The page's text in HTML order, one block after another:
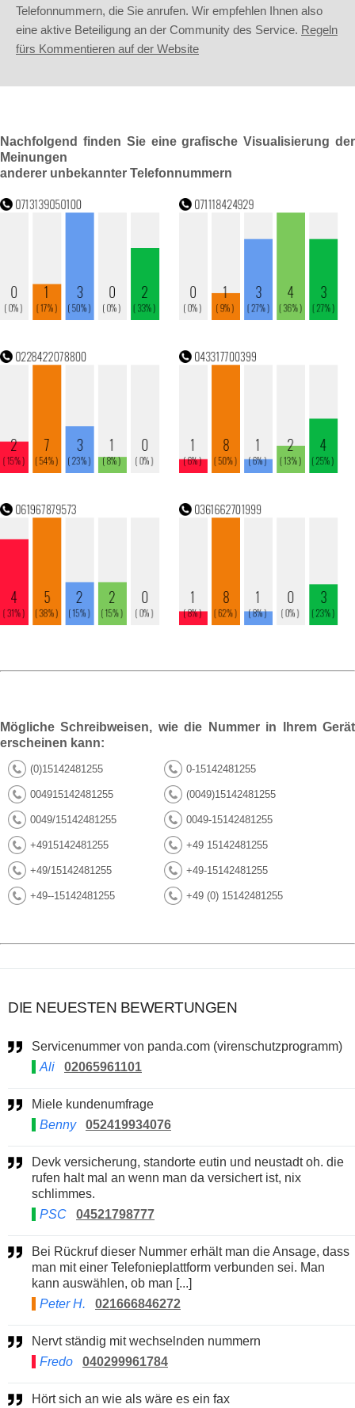
Telefonnummern, die Sie anrufen. Wir empfehlen Ihnen also
eine aktive Beteiligung an der Community des Service. Regeln
fürs Kommentieren auf der Website
Nachfolgend finden Sie eine grafische Visualisierung der
Meinungen
anderer unbekannter Telefonnummern
Mögliche Schreibweisen, wie die Nummer in Ihrem Gerät
erscheinen kann:
(0)15142481255 0-15142481255
004915142481255 (0049)15142481255
0049/15142481255 0049-15142481255
+4915142481255 +49 15142481255
+49/15142481255 +49-15142481255
+49--15142481255 +49 (0) 15142481255
DIE NEUESTEN BEWERTUNGEN
Servicenummer von panda.com (virenschutzprogramm)
Ali
02065961101
Miele kundenumfrage
Benny
052419934076
Devk versicherung, standorte eutin und neustadt oh. die
rufen halt mal an wenn man da versichert ist, nix
schlimmes.
PSC
04521798777
Bei Rückruf dieser Nummer erhält man die Ansage, dass
man mit einer Telefonieplattform verbunden sei. Man
kann auswählen, ob man [...]
Peter H.
021666846272
Nervt ständig mit wechselnden nummern
Fredo
040299961784
Hört sich an wie als wäre es ein fax